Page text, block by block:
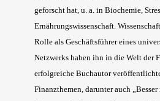
geforscht hat, u. a. in Bio­che­mie,
Ernäh­rungs­wis­sen­schaft.
Rol­le als Geschäfts­füh­rer eines
Netz­werks haben ihn in die Welt der
erfolg­rei­che Buch­au­tor
Finanz­the­men, dar­un­ter auch